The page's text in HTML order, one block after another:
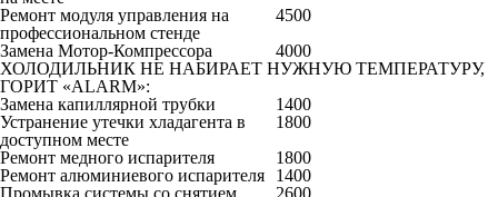
Ремонт модуля управления на
профессиональном стенде
4500
Замена Мотор-Компрессора
4000
ХОЛОДИЛЬНИК НЕ НАБИРАЕТ НУЖНУЮ ТЕМПЕРАТУРУ,
ГОРИТ «ALARM»:
Замена капиллярной трубки
1400
Устранение утечки хладагента в
доступном месте
1800
Ремонт медного испарителя
1800
Ремонт алюминиевого испарителя
1400
Промывка системы со снятием
2600